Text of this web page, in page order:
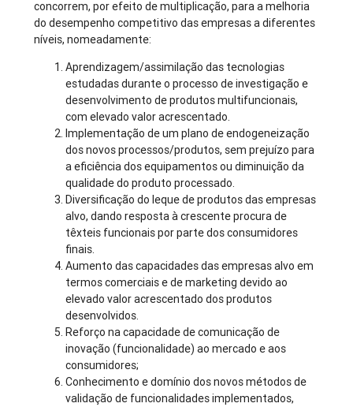
concorrem, por efeito de multiplicação, para a melhoria
do desempenho competitivo das empresas a diferentes
níveis, nomeadamente:
Aprendizagem/assimilação das tecnologias
estudadas durante o processo de investigação e
desenvolvimento de produtos multifuncionais,
com elevado valor acrescentado.
Implementação de um plano de endogeneização
dos novos processos/produtos, sem prejuízo para
a eficiência dos equipamentos ou diminuição da
qualidade do produto processado.
Diversificação do leque de produtos das empresas
alvo, dando resposta à crescente procura de
têxteis funcionais por parte dos consumidores
finais.
Aumento das capacidades das empresas alvo em
termos comerciais e de marketing devido ao
elevado valor acrescentado dos produtos
desenvolvidos.
Reforço na capacidade de comunicação de
inovação (funcionalidade) ao mercado e aos
consumidores;
Conhecimento e domínio dos novos métodos de
validação de funcionalidades implementados,